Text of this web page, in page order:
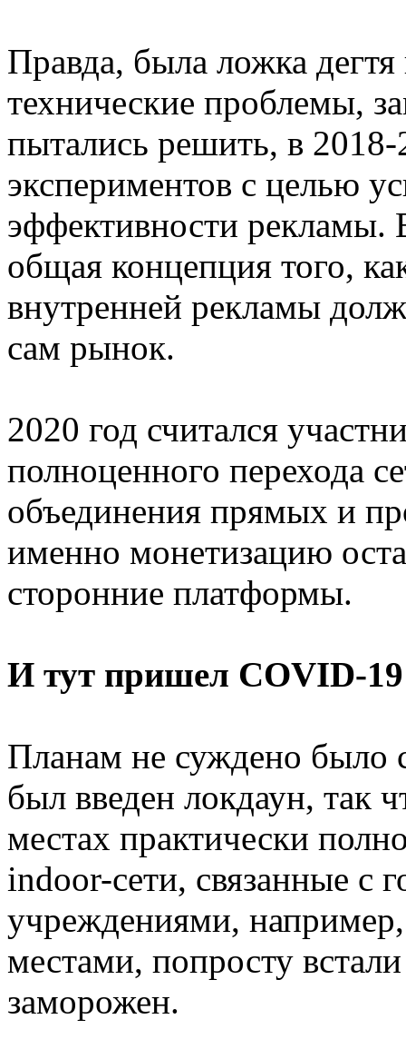
Правда, была ложка
технические проблемы,
пытались решить, в
экспериментов с целью
эффективности рекламы.
общая концепция того,
внутренней рекламы
сам рынок.
2020 год считался
полноценного перехода
объединения прямых и
именно монетизацию
сторонние платформы.
И тут пришел COVID-19
Планам не суждено было
был введен локдаун, так
местах практически
indoor-сети, связанные с
учреждениями,
местами, попросту
заморожен.